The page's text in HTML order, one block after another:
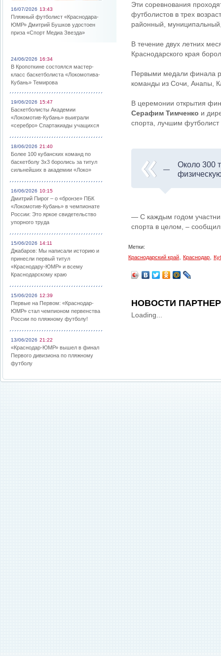
16/07/2026 13:43
Пляжный футболист «Краснодара-
ЮМР» Дмитрий Бушков удостоен
приза «Спорт Медиа Звезда»
24/06/2026 16:34
В Кропоткине состоялся мастер-
класс баскетболиста «Локомотива-
Кубань» Темирова
19/06/2026 15:47
Баскетболисты Академии
«Локомотив-Кубань» выиграли
«серебро» Спартакиады учащихся
18/06/2026 21:40
Более 100 кубанских команд по
баскетболу 3х3 боролись за титул
сильнейших в академии «Локо»
16/06/2026 10:15
Дмитрий Пирог – о «бронзе» ПБК
«Локомотив-Кубань» в чемпионате
России: Это яркое свидетельство
упорного труда
15/06/2026 14:11
Джабаров: Мы написали историю и
принесли первый титул
«Краснодару-ЮМР» и всему
Краснодарскому краю
15/06/2026 12:39
Первые на Первом: «Краснодар-
ЮМР» стал чемпионом первенства
России по пляжному футболу!
13/06/2026 21:22
«Краснодар-ЮМР» вышел в финал
Первого дивизиона по пляжному
футболу
Эти соревнования
футболистов в трех
районный,
В течение двух летних
Краснодарского края
Первыми медали финала
команды из Сочи, Анапы,
В церемонии открытия
Серафим Тимченко и
спорта, лучшим
Около 300
— С каждым годом
спорта в целом, –
Метки:
Краснодарский край
Краснодар
НОВОСТИ
Loading...